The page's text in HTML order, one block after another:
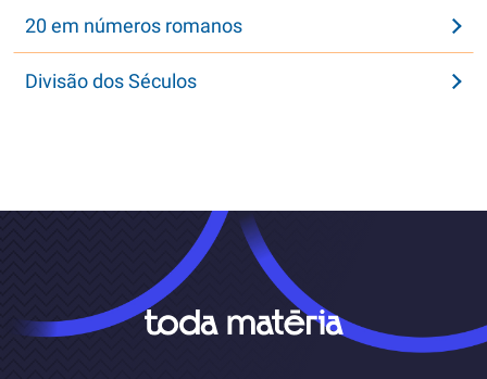
20 em números romanos
Divisão dos Séculos